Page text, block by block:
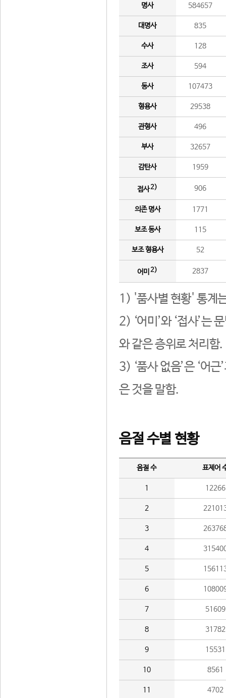
명사 584657
대명사 835
수사 128
조사 594
동사 107473
형용사 29538
관형사 496
부사 32657
감탄사 1959
접사2) 906
의존 명사 1771
보조 동사 115
보조 형용사 52
어미 2) 2837
1) '품사별 현황' 통계
2) ‘어미’와 ‘접사’는
와 같은 층위로 처리함.
3) ‘품사 없음’은 ‘어
은 것을 말함.
음절 수별 현황
음절 수 표제어
1 12266
2
3
4
5
6
7 51609
8 31782
9 15531
10 8561
11 4702